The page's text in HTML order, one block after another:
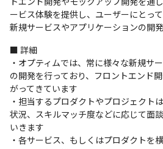
ービス体験を提供し、ユーザーにとっ
新規サービスやアプリケーションの開
■ 詳細
・オプティムでは、常に様々な新規サ
の開発を行っており、フロントエンド
がってきています
・担当するプロダクトやプロジェクト
状況、スキルマッチ度などに応じて面
いきます
・各サービス、もしくはプロダクトを